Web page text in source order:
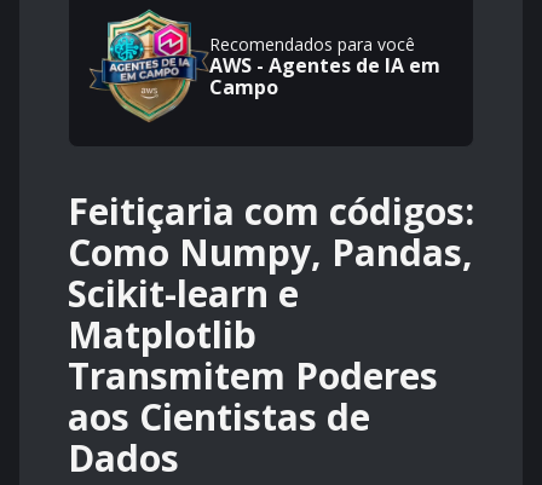
Recomendados para você
AWS - Agentes de IA em
Campo
Feitiçaria com códigos:
Como Numpy, Pandas,
Scikit-learn e
Matplotlib
Transmitem Poderes
aos Cientistas de
Dados